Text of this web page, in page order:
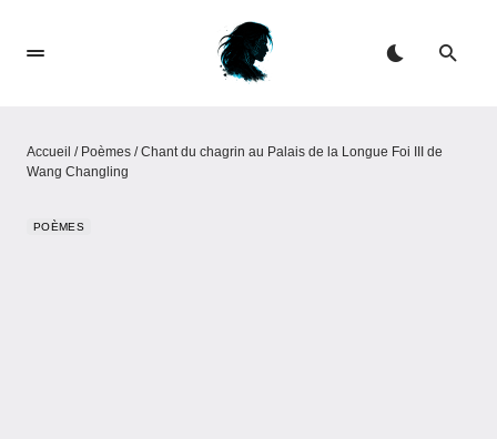
Accueil / Poèmes /Chant du chagrin au Palais de la Longue Foi III de
Wang Changling
POÈMES